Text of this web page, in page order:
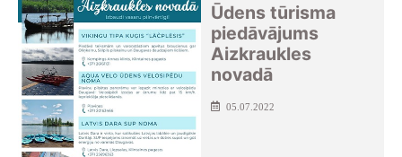
Ūdens tūrisma
piedāvājums
Aizkraukles
novadā
05.07.2022